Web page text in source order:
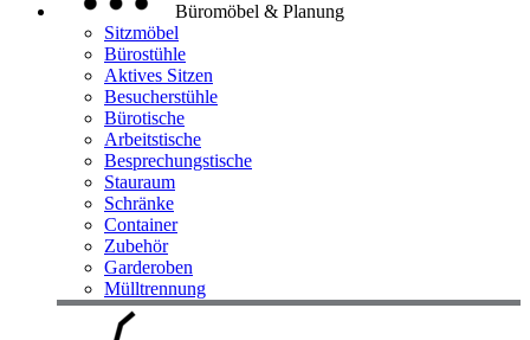
Büromöbel & Planung
Sitzmöbel
Bürostühle
Aktives Sitzen
Besucherstühle
Bürotische
Arbeitstische
Besprechungstische
Stauraum
Schränke
Container
Zubehör
Garderoben
Mülltrennung